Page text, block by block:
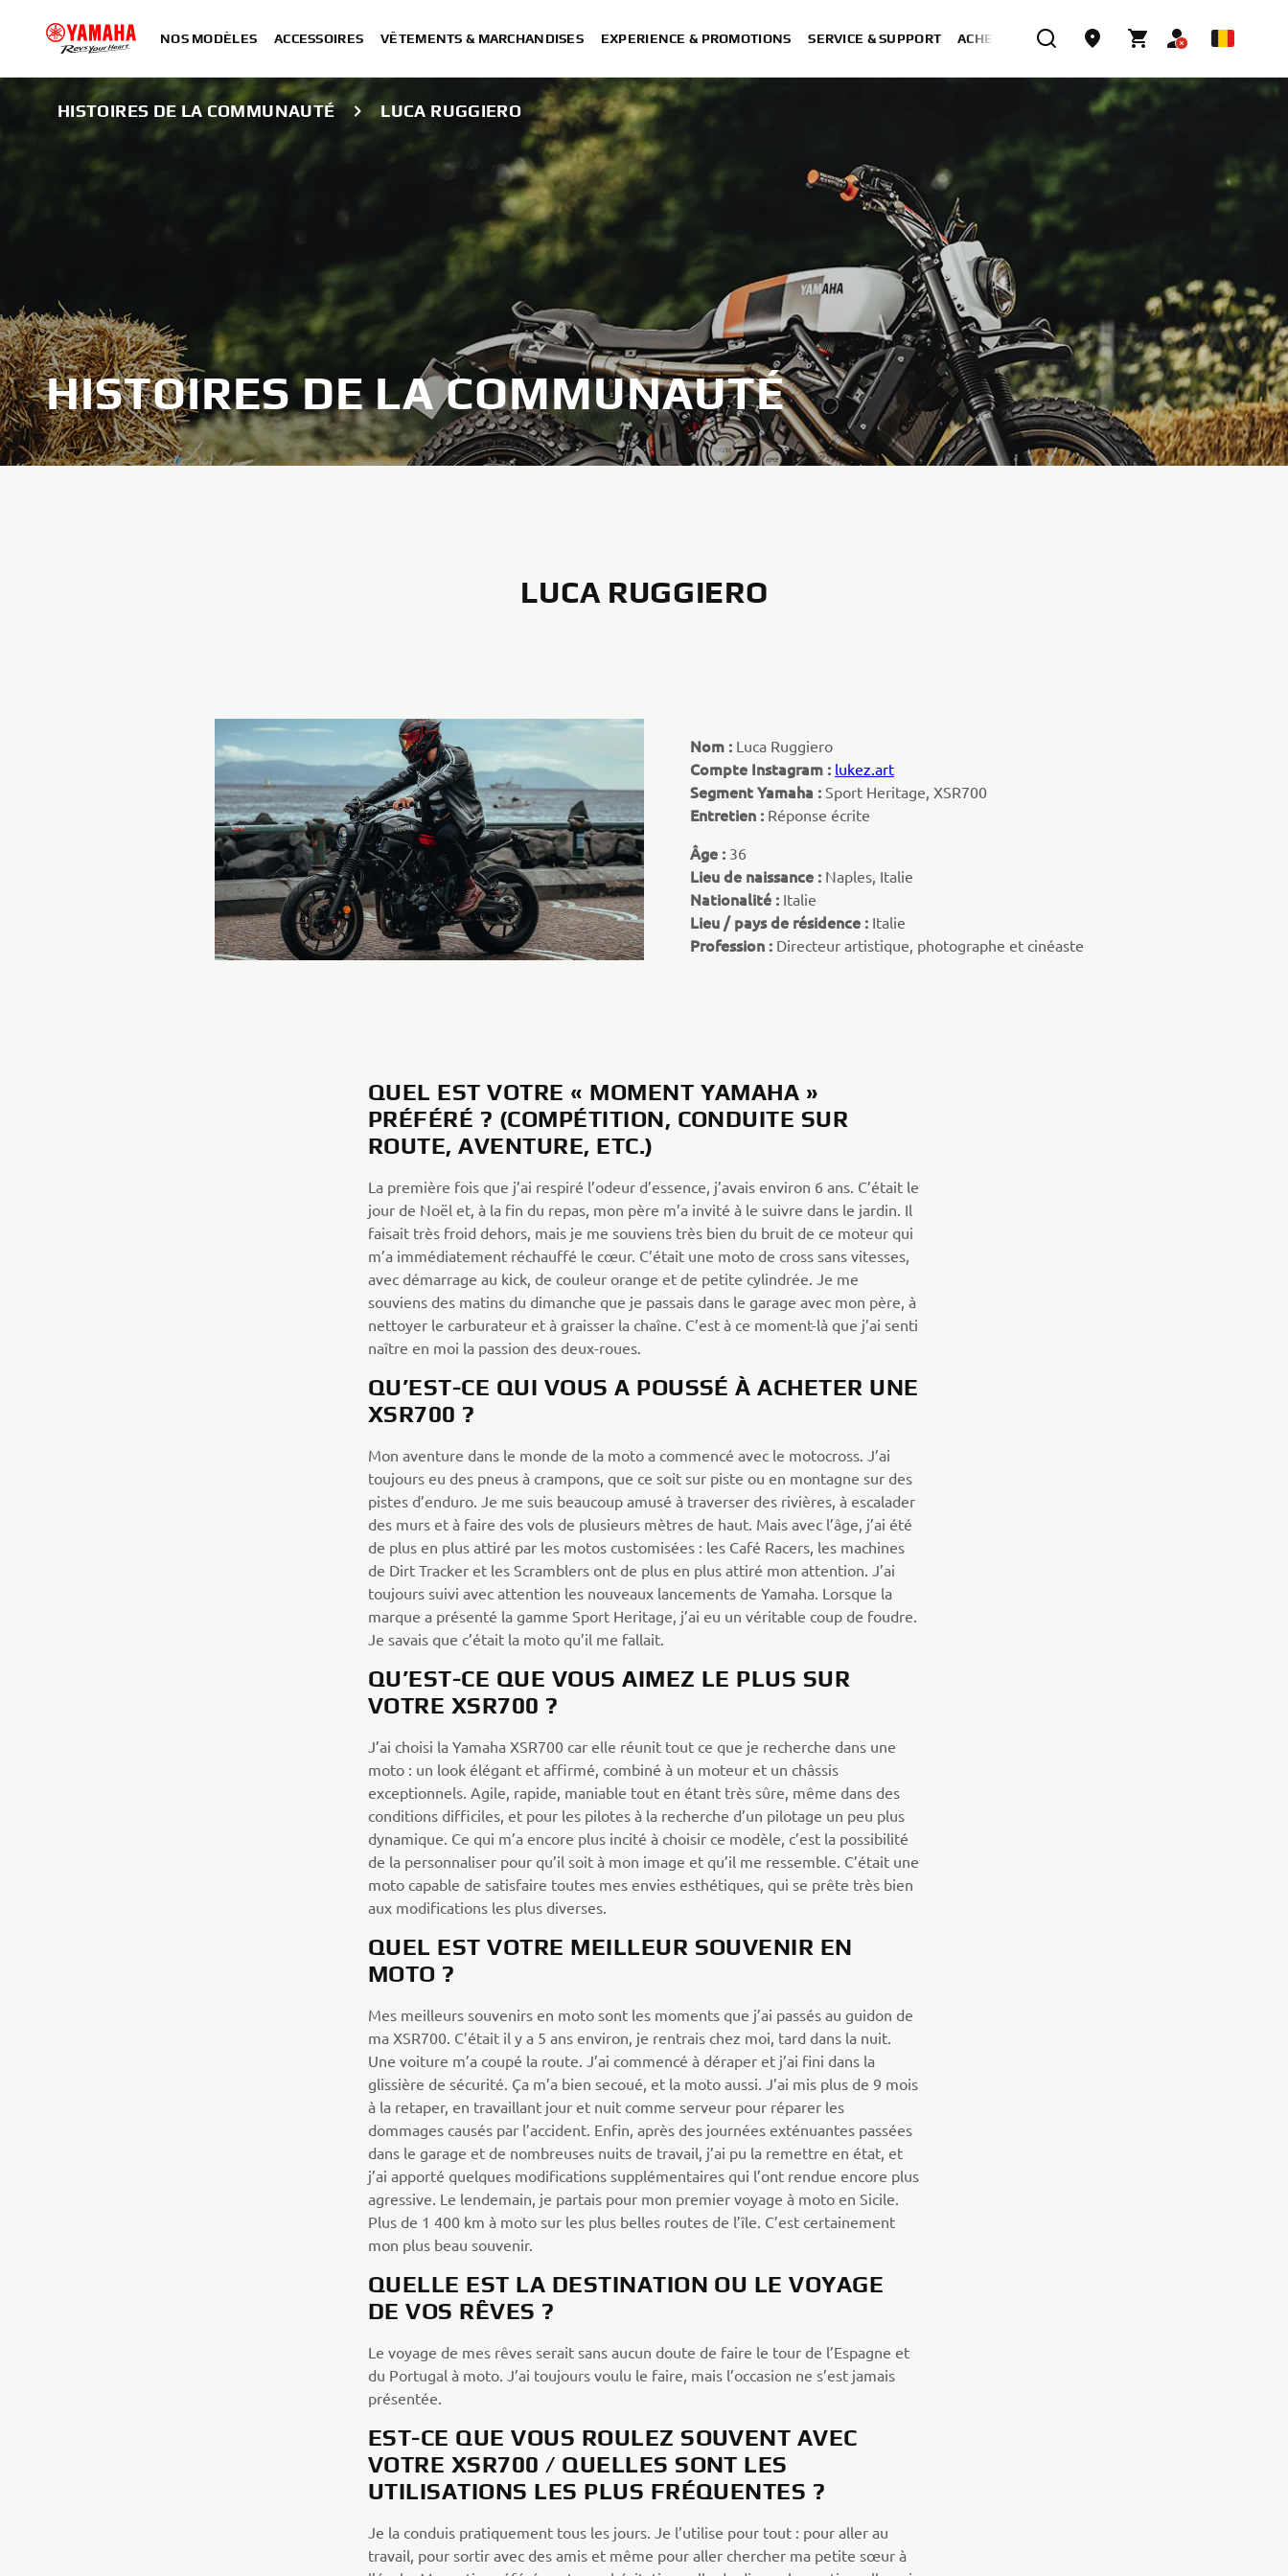
NOS MODÈLES ACCESSOIRES VÊTEMENTS & MARCHANDISES EXPERIENCE & PROMOTIONS SERVICE & SUPPORT ACHETER MAINTENANT
HISTOIRES DE LA COMMUNAUTÉ LUCA RUGGIERO
HISTOIRES DE LA COMMUNAUTÉ
LUCA RUGGIERO
Nom : Luca Ruggiero
Compte Instagram : lukez.art
Segment Yamaha : Sport Heritage, XSR700
Entretien : Réponse écrite
Âge : 36
Lieu de naissance : Naples, Italie
Nationalité : Italie
Lieu / pays de résidence : Italie
Profession : Directeur artistique, photographe et cinéaste
QUEL EST VOTRE « MOMENT YAMAHA »
PRÉFÉRÉ ? (COMPÉTITION, CONDUITE SUR
ROUTE, AVENTURE, ETC.)
La première fois que j’ai respiré l’odeur d’essence, j’avais environ 6 ans. C’était le
jour de Noël et, à la fin du repas, mon père m’a invité à le suivre dans le jardin. Il
faisait très froid dehors, mais je me souviens très bien du bruit de ce moteur qui
m’a immédiatement réchauffé le cœur. C’était une moto de cross sans vitesses,
avec démarrage au kick, de couleur orange et de petite cylindrée. Je me
souviens des matins du dimanche que je passais dans le garage avec mon père, à
nettoyer le carburateur et à graisser la chaîne. C’est à ce moment-là que j’ai senti
naître en moi la passion des deux-roues.
QU’EST-CE QUI VOUS A POUSSÉ À ACHETER UNE
XSR700 ?
Mon aventure dans le monde de la moto a commencé avec le motocross. J’ai
toujours eu des pneus à crampons, que ce soit sur piste ou en montagne sur des
pistes d’enduro. Je me suis beaucoup amusé à traverser des rivières, à escalader
des murs et à faire des vols de plusieurs mètres de haut. Mais avec l’âge, j’ai été
de plus en plus attiré par les motos customisées : les Café Racers, les machines
de Dirt Tracker et les Scramblers ont de plus en plus attiré mon attention. J’ai
toujours suivi avec attention les nouveaux lancements de Yamaha. Lorsque la
marque a présenté la gamme Sport Heritage, j’ai eu un véritable coup de foudre.
Je savais que c’était la moto qu’il me fallait.
QU’EST-CE QUE VOUS AIMEZ LE PLUS SUR
VOTRE XSR700 ?
J’ai choisi la Yamaha XSR700 car elle réunit tout ce que je recherche dans une
moto : un look élégant et affirmé, combiné à un moteur et un châssis
exceptionnels. Agile, rapide, maniable tout en étant très sûre, même dans des
conditions difficiles, et pour les pilotes à la recherche d’un pilotage un peu plus
dynamique. Ce qui m’a encore plus incité à choisir ce modèle, c’est la possibilité
de la personnaliser pour qu’il soit à mon image et qu’il me ressemble. C’était une
moto capable de satisfaire toutes mes envies esthétiques, qui se prête très bien
aux modifications les plus diverses.
QUEL EST VOTRE MEILLEUR SOUVENIR EN
MOTO ?
Mes meilleurs souvenirs en moto sont les moments que j’ai passés au guidon de
ma XSR700. C’était il y a 5 ans environ, je rentrais chez moi, tard dans la nuit.
Une voiture m’a coupé la route. J’ai commencé à déraper et j’ai fini dans la
glissière de sécurité. Ça m’a bien secoué, et la moto aussi. J’ai mis plus de 9 mois
à la retaper, en travaillant jour et nuit comme serveur pour réparer les
dommages causés par l’accident. Enfin, après des journées exténuantes passées
dans le garage et de nombreuses nuits de travail, j’ai pu la remettre en état, et
j’ai apporté quelques modifications supplémentaires qui l’ont rendue encore plus
agressive. Le lendemain, je partais pour mon premier voyage à moto en Sicile.
Plus de 1 400 km à moto sur les plus belles routes de l’île. C’est certainement
mon plus beau souvenir.
QUELLE EST LA DESTINATION OU LE VOYAGE
DE VOS RÊVES ?
Le voyage de mes rêves serait sans aucun doute de faire le tour de l’Espagne et
du Portugal à moto. J’ai toujours voulu le faire, mais l’occasion ne s’est jamais
présentée.
EST-CE QUE VOUS ROULEZ SOUVENT AVEC
VOTRE XSR700 / QUELLES SONT LES
UTILISATIONS LES PLUS FRÉQUENTES ?
Je la conduis pratiquement tous les jours. Je l’utilise pour tout : pour aller au
travail, pour sortir avec des amis et même pour aller chercher ma petite sœur à